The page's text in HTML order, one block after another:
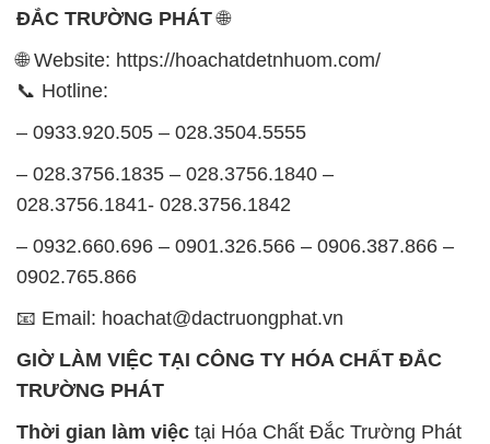
ĐẮC TRƯỜNG PHÁT🌐
🌐 Website: https://hoachatdetnhuom.com/
📞 Hotline:
– 0933.920.505 – 028.3504.5555
– 028.3756.1835 – 028.3756.1840 –
028.3756.1841- 028.3756.1842
– 0932.660.696 – 0901.326.566 – 0906.387.866 –
0902.765.866
📧 Email: hoachat@dactruongphat.vn
GIỜ LÀM VIỆC TẠI CÔNG TY HÓA CHẤT ĐẮC
TRƯỜNG PHÁT
Thời gian làm việc tại Hóa Chất Đắc Trường Phát